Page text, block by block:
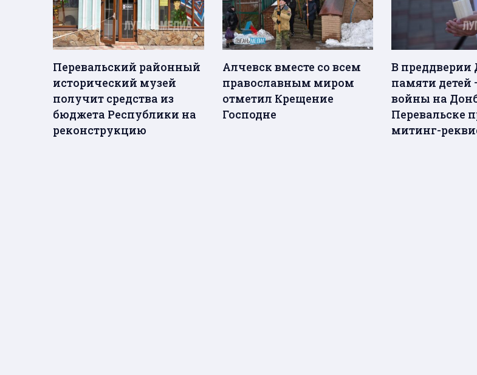
Перевальский районный
исторический музей
получит средства из
бюджета Республики на
реконструкцию
Алчевск вместе со всем
православным миром
отметил Крещение
Господне
В преддверии
памяти детей
войны на
Перевальске
митинг-